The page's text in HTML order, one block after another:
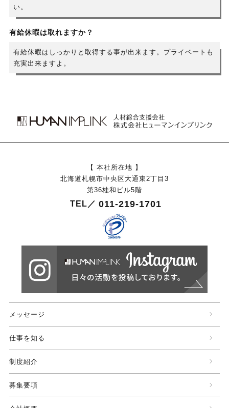
い。
有給休暇は取れますか？
有給休暇はしっかりと取得する事が出来ます。プライベートも
充実出来ますよ。
【 本社所在地 】
北海道札幌市中央区大通東2丁目3
第36桂和ビル5階
TEL／ 011-219-1701
メッセージ
仕事を知る
制度紹介
募集要項